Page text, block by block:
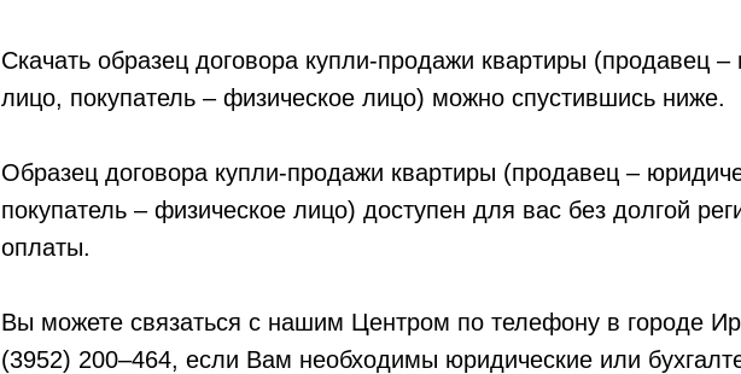
Скачать образец договора купли-продажи квартиры (продавец –
лицо, покупатель – физическое лицо) можно спустившись ниже.
Образец договора купли-продажи квартиры (продавец –
покупатель – физическое лицо) доступен для вас без долгой
оплаты.
Вы можете связаться с нашим Центром по телефону в городе
(3952) 200–464, если Вам необходимы юридические или